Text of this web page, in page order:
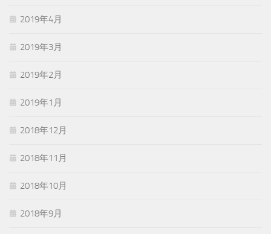
2019年4月
2019年3月
2019年2月
2019年1月
2018年12月
2018年11月
2018年10月
2018年9月